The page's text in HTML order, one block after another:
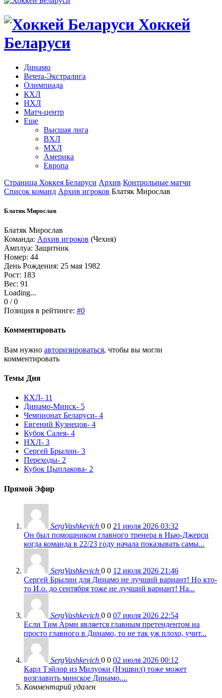
Хоккей
Беларуси
Динамо
Betera-Экстралига
Олимпиада
КХЛ
НХЛ
Матч-центр
Еще
Высшая лига
ВХЛ
МХЛ
Америка
Европа
Страница Хоккея Беларуси Архив Контрольные матчи
Список команд Архив игроков Блатяк Мирослав
Блатяк Мирослав
Блатяк Мирослав
Команда: Архив игроков (Чехия)
Амплуа: Защитник
Номер: 44
День Рождения: 25 мая 1982
Рост: 183
Вес: 91
Loading...
0 / 0
Позиция в рейтинге: #0
Комментировать
Вам нужно авторизироваться, чтобы вы могли
комментировать
Темы Дня
КХЛ- 11
Динамо-Минск- 5
Чемпионат Беларуси- 4
Евгений Кузнецов- 4
Кубок Салея- 4
НХЛ- 3
Сергей Брылин- 3
Переходы- 2
Кубок Цыплакова- 2
Прямой Эфир
SergVashkevich 0 0 21 июля 2026 03:32
Он был помощником главного тренера в Нью-Джерси
когда команда в 22/23 году начала показывать самы...
SergVashkevich 0 0 12 июля 2026 21:46
Сергей Брылин для Динамо не лучший вариант! Но кто-
то И.о. до сентября тоже не лучший вариант! На...
SergVashkevich 0 0 07 июля 2026 22:54
Если Тим Арми является главным претендентом на
просто главного в Динамо, то не так уж плохо, учит...
SergVashkevich 0 0 02 июля 2026 00:12
Карл Тэйлор из Милуоки (Нэшвил) тоже может
возглавить минское Динамо....
Комментарий удален